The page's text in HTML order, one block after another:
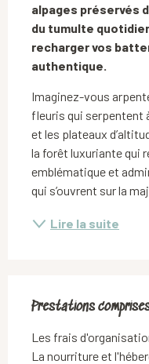
alpages préservés
du tumulte
recharger vos
authentique.
Imaginez-vous
fleuris qui serpentent
et les plateaux
la forêt luxuriante qui
emblématique et
qui s’ouvrent sur la
Lire la suite
Prestations
Prestations
Les frais
La nourriture et